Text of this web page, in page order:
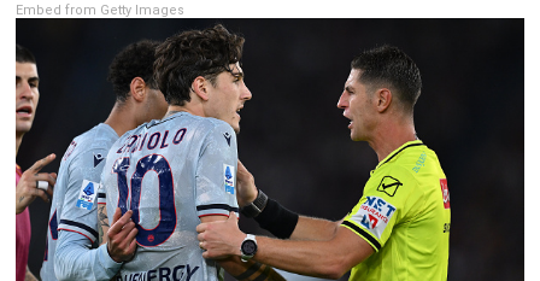
Таблиця Ліги Чемпіонів
Всі таблиці >>>
Рейтинги
Рейтинг країн УЄФА
Рейтинг клубів УЄФА
Рейтинг ФІФА
Телепрограма
RU
UA
Embed from Getty Images